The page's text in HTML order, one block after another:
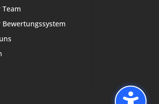
Team
Bewertungssystem